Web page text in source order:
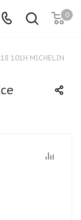
0
101H MICHELIN